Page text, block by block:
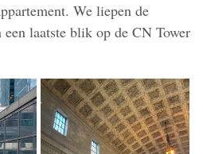
We liepen de
laatste blik op de CN Tower